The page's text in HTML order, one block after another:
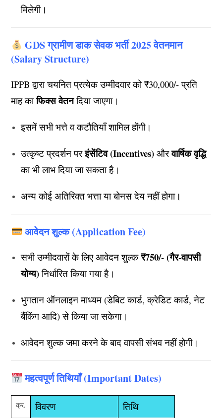
मिलेगी।
GDS ग्रामीण डाक सेवक भर्ती 2025 वेतनमान
(Salary Structure)
IPPB द्वारा चयनित प्रत्येक उम्मीदवार को ₹30,000/- प्रति
माह काफिक्स वेतनदिया जाएगा।
इसमें सभी भत्ते व कटौतियाँ शामिल होंगी।
उत्कृष्ट प्रदर्शन परइंसेंटिव (Incentives) औरवार्षिक वृद्धि
का भी लाभ दिया जा सकता है।
अन्य कोई अतिरिक्त भत्ता या बोनस देय नहीं होगा।
आवेदन शुल्क (Application Fee)
सभी उम्मीदवारों के लिए आवेदन शुल्क₹750/- (गैर-वापसी
योग्य)निर्धारित किया गया है।
भुगतान ऑनलाइन माध्यम (डेबिट कार्ड, क्रेडिट कार्ड, नेट
बैंकिंग आदि) से किया जा सकेगा।
आवेदन शुल्क जमा करने के बाद वापसी संभव नहीं होगी।
महत्वपूर्ण तिथियाँ (Important Dates)
क्र. विवरण
तिथि